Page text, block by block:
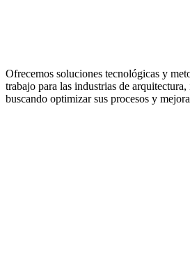
Ofrecemos soluciones tecnológicas y
trabajo para las industrias de
buscando optimizar sus procesos y